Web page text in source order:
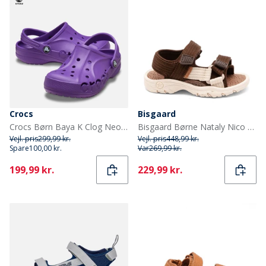
Crocs
Crocs Børn Baya K Clog Neon Purple
Vejl. pris299,99 kr.
Spare100,00 kr.
Current
199,99 kr.
Bisgaard
Bisgaard Børne Nataly Nico Sandal Dark Brown
Vejl. pris448,99 kr.
Var269,99 kr.
Current
229,99 kr.